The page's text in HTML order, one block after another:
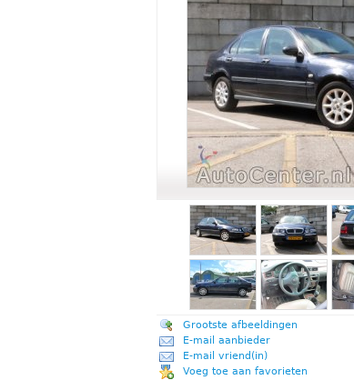
Grootste afbeeldingen
E-mail aanbieder
E-mail vriend(in)
Voeg toe aan favorieten